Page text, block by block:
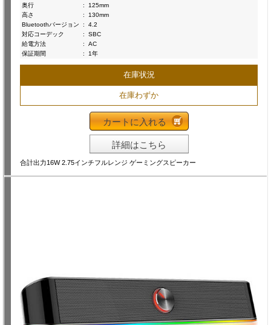
奥行
:
125mm
高さ
:
130mm
Bluetoothバージョン
:
4.2
対応コーデック
:
SBC
給電方法
:
AC
保証期間
: 1年
在庫状況
在庫わずか
カートに入れる
詳細はこちら
合計出力16W 2.75インチフルレンジ ゲーミングスピーカー